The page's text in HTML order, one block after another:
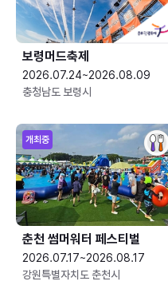
보령머드축제
2026.07.24~2026.08.09
충청남도 보령시
개최중
춘천 썸머워터 페스티벌
2026.07.17~2026.08.17
강원특별자치도 춘천시